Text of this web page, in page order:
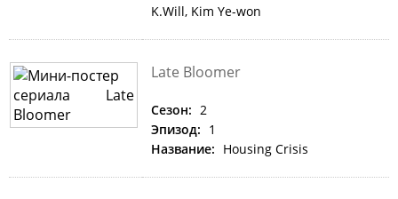
K.Will, Kim Ye-won
Late Bloomer
Сезон: 2
Эпизод: 1
Название: Housing Crisis